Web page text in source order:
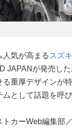
人気が高まる スズキ
JAPANが発売し
る重厚デザインが
ムとして話題を呼び
トカーWeb編集部